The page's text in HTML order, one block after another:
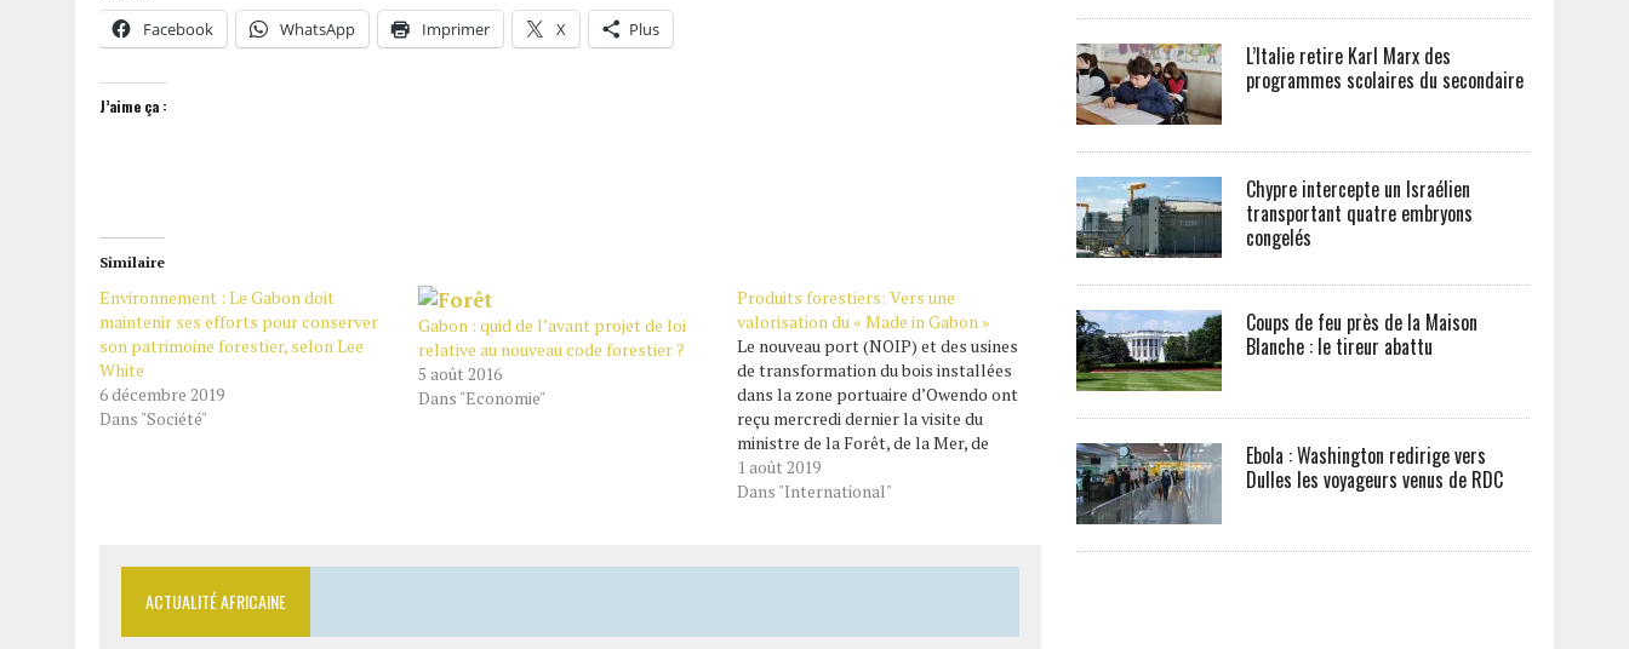
Facebook WhatsApp Imprimer X Plus
J’aime ça :
Similaire
Environnement : Le Gabon doit
maintenir ses efforts pour conserver
son patrimoine forestier, selon Lee
White
6 décembre 2019
Dans "Société"
Gabon : quid de l’avant projet de loi
relative au nouveau code forestier ?
5 août 2016
Dans "Economie"
Produits forestiers: Vers une
valorisation du « Made in Gabon »
Le nouveau port (NOIP) et des usines
de transformation du bois installées
dans la zone portuaire d’Owendo ont
reçu mercredi dernier la visite du
ministre de la Forêt, de la Mer, de
l’Environnement chargé du plan
climat, Lee White accompagné des
1 août 2019
Dans "International"
ACTUALITÉ AFRICAINE
L’Italie retire Karl Marx des
programmes scolaires du secondaire
Chypre intercepte un Israélien
transportant quatre embryons
congelés
Coups de feu près de la Maison
Blanche : le tireur abattu
Ebola : Washington redirige vers
Dulles les voyageurs venus de RDC